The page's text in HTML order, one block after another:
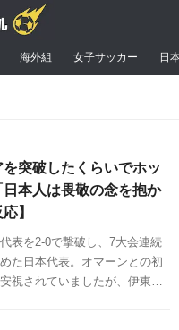
海外組 女子サッカー 日
突破したくらいでホッ
本人は畏敬の念を抱か
】
表を2-0で撃破し、7大会連続
た日本代表。オマーンとの初
視されていましたが、伊東純